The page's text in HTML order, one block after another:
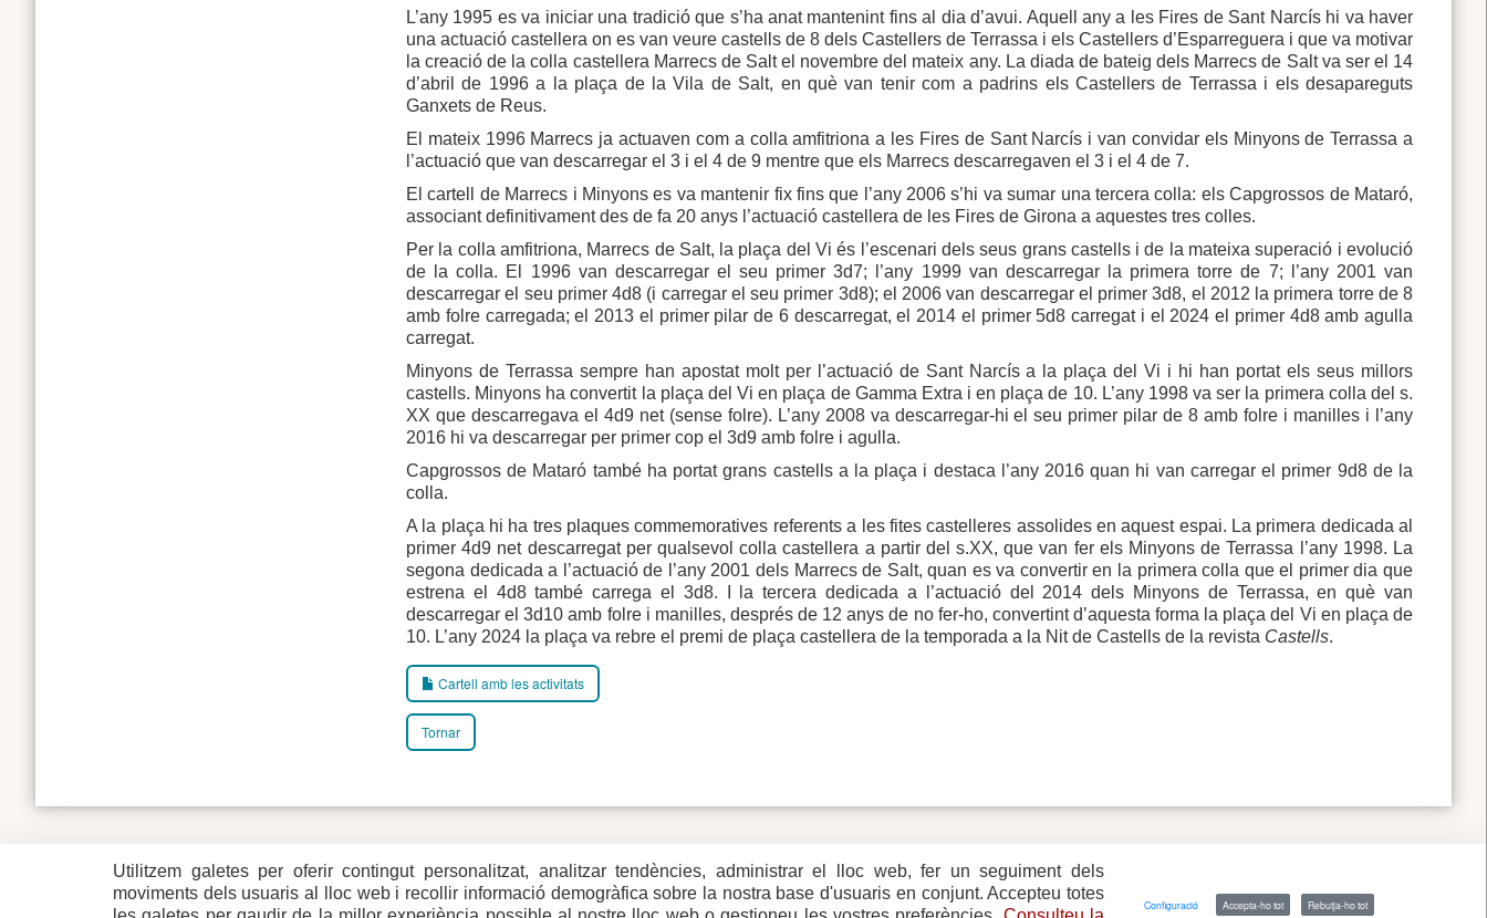
L’any 1995 es va iniciar una tradició que s’ha anat mantenint fins al dia d’avui. Aquell any a les Fires de Sant Narcís hi va haver
una actuació castellera on es van veure castells de 8 dels Castellers de Terrassa i els Castellers d’Esparreguera i que va motivar
la creació de la colla castellera Marrecs de Salt el novembre del mateix any. La diada de bateig dels Marrecs de Salt va ser el 14
d’abril de 1996 a la plaça de la Vila de Salt, en què van tenir com a padrins els Castellers de Terrassa i els desapareguts
Ganxets de Reus.
El mateix 1996 Marrecs ja actuaven com a colla amfitriona a les Fires de Sant Narcís i van convidar els Minyons de Terrassa a
l’actuació que van descarregar el 3 i el 4 de 9 mentre que els Marrecs descarregaven el 3 i el 4 de 7.
El cartell de Marrecs i Minyons es va mantenir fix fins que l’any 2006 s’hi va sumar una tercera colla: els Capgrossos de Mataró,
associant definitivament des de fa 20 anys l’actuació castellera de les Fires de Girona a aquestes tres colles.
Per la colla amfitriona, Marrecs de Salt, la plaça del Vi és l’escenari dels seus grans castells i de la mateixa superació i evolució
de la colla. El 1996 van descarregar el seu primer 3d7; l’any 1999 van descarregar la primera torre de 7; l’any 2001 van
descarregar el seu primer 4d8 (i carregar el seu primer 3d8); el 2006 van descarregar el primer 3d8, el 2012 la primera torre de 8
amb folre carregada; el 2013 el primer pilar de 6 descarregat, el 2014 el primer 5d8 carregat i el 2024 el primer 4d8 amb agulla
carregat.
Minyons de Terrassa sempre han apostat molt per l’actuació de Sant Narcís a la plaça del Vi i hi han portat els seus millors
castells. Minyons ha convertit la plaça del Vi en plaça de Gamma Extra i en plaça de 10. L’any 1998 va ser la primera colla del s.
XX que descarregava el 4d9 net (sense folre). L’any 2008 va descarregar-hi el seu primer pilar de 8 amb folre i manilles i l’any
2016 hi va descarregar per primer cop el 3d9 amb folre i agulla.
Capgrossos de Mataró també ha portat grans castells a la plaça i destaca l’any 2016 quan hi van carregar el primer 9d8 de la
colla.
A la plaça hi ha tres plaques commemoratives referents a les fites castelleres assolides en aquest espai. La primera dedicada al
primer 4d9 net descarregat per qualsevol colla castellera a partir del s.XX, que van fer els Minyons de Terrassa l’any 1998. La
segona dedicada a l’actuació de l’any 2001 dels Marrecs de Salt, quan es va convertir en la primera colla que el primer dia que
estrena el 4d8 també carrega el 3d8. I la tercera dedicada a l’actuació del 2014 dels Minyons de Terrassa, en què van
descarregar el 3d10 amb folre i manilles, després de 12 anys de no fer-ho, convertint d’aquesta forma la plaça del Vi en plaça de
10. L’any 2024 la plaça va rebre el premi de plaça castellera de la temporada a la Nit de Castells de la revista Castells.
Cartell amb les activitats
Tornar
Plaça del Vi, 1
17004 GIRONA
Tel. 972 419 010
Contacte
Mapa del web
Mapa de xarxes
Avís legal
Utilitzem galetes per oferir contingut personalitzat, analitzar tendències, administrar el lloc web, fer un seguiment dels
moviments dels usuaris al lloc web i recollir informació demogràfica sobre la nostra base d'usuaris en conjunt. Accepteu totes
Configuració Accepta-ho tot Rebutja-ho tot